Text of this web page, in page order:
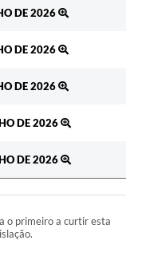
DE 2026
DE 2026
DE 2026
DE 2026
DE 2026
o primeiro a curtir esta